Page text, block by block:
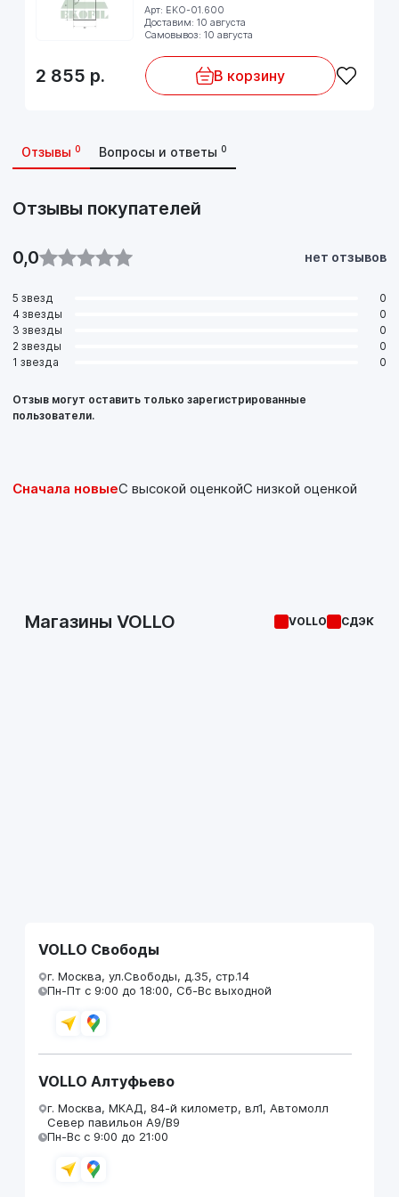
Арт: EKO-01.600
Доставим: 10 августа
Самовывоз: 10 августа
2 855 р. В корзину
Отзывы 0 Вопросы и ответы 0
Отзывы покупателей
0,0 нет отзывов
5 звезд
0
4 звезды
0
3 звезды
0
2 звезды
0
1 звезда
0
Отзыв могут оставить только зарегистрированные
пользователи.
Сначала новыеС высокой оценкойС низкой оценкой
Магазины VOLLO VOLLO СДЭК
VOLLO Свободы
г. Москва, ул.Свободы, д.35, стр.14
Пн-Пт с 9:00 до 18:00, Сб-Вс выходной
VOLLO Алтуфьево
г. Москва, МКАД, 84-й километр, вл1, Автомолл
Север павильон А9/В9
Пн-Вс с 9:00 до 21:00